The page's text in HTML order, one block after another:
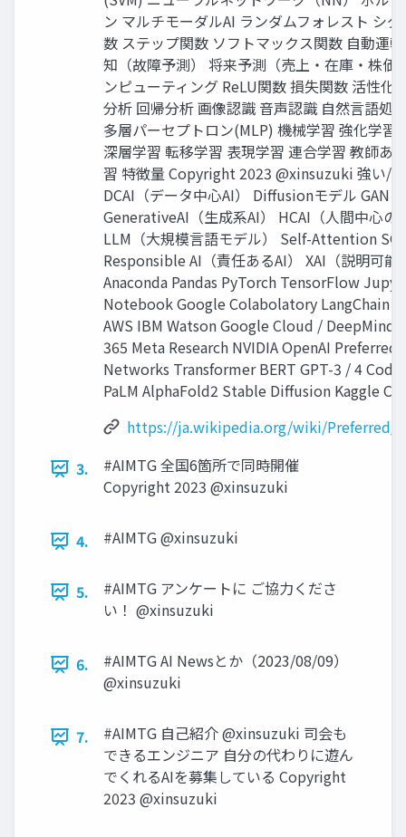
ン マルチモーダルAI ランダムフォレスト シ
数 ステップ関数 ソフトマックス関数 自動運
知（故障予測） 将来予測（売上・在庫・株価
ンピューティング ReLU関数 損失関数 活性化
分析 回帰分析 画像認識 音声認識 自然言語処
多層パーセプトロン(MLP) 機械学習 強化学習
深層学習 転移学習 表現学習 連合学習 教師あ
習 特徴量 Copyright 2023 @xinsuzuki 強い/
DCAI（データ中心AI） Diffusionモデル GAN
GenerativeAI（生成系AI） HCAI（人間中心の
LLM（大規模言語モデル） Self-Attention
Responsible AI（責任あるAI） XAI（説明可能
Anaconda Pandas PyTorch TensorFlow
Notebook Google Colabolatory LangChain
AWS IBM Watson Google Cloud / DeepMind
365 Meta Research NVIDIA OpenAI Preferred
Networks Transformer BERT GPT-3 / 4
PaLM AlphaFold2 Stable Diffusion Kaggle
https://ja.wikipedia.org/wiki/
3.
#AIMTG 全国6箇所で同時開催
Copyright 2023 @xinsuzuki
4. #AIMTG @xinsuzuki
5.
#AIMTG アンケートに ご協力くださ
い！ @xinsuzuki
6.
#AIMTG AI Newsとか（2023/08/09）
@xinsuzuki
7.
#AIMTG 自己紹介 @xinsuzuki 司会も
できるエンジニア 自分の代わりに遊ん
でくれるAIを募集している Copyright
2023 @xinsuzuki